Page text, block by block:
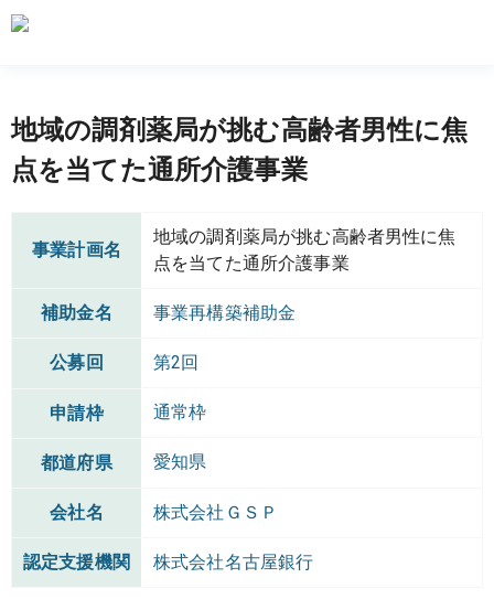
地域の調剤薬局が挑む高齢者男性に焦
点を当てた通所介護事業
事業計画名
地域の調剤薬局が挑む高齢者男性に焦
点を当てた通所介護事業
補助金名 事業再構築補助金
公募回 第2回
申請枠 通常枠
都道府県 愛知県
会社名 株式会社ＧＳＰ
認定支援機関 株式会社名古屋銀行